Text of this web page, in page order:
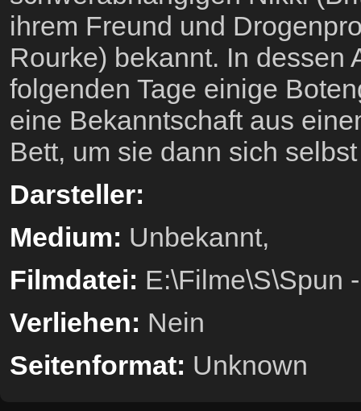
ihrem Freund und
Rourke) bekannt. In dessen
folgenden Tage einige
eine Bekanntschaft aus
Bett, um sie dann sich
Darsteller:
Medium: Unbekannt,
Filmdatei: E:\Filme\S\Spun
Verliehen: Nein
Seitenformat: Unknown